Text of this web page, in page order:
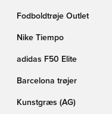
Fodboldtrøje Outlet
Nike Tiempo
adidas F50 Elite
Barcelona trøjer
Kunstgræs (AG)